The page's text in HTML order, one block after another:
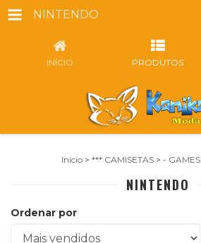
NINTENDO
INÍCIO PRODUTOS
Início > *** CAMISETAS > - GAMES
NINTENDO
Ordenar por